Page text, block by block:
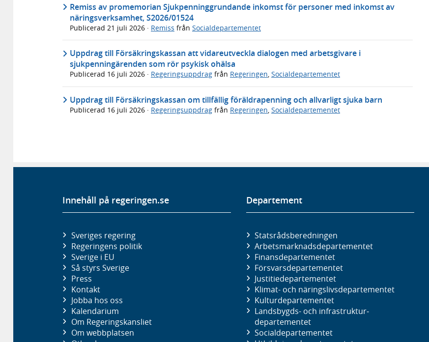
Remiss av promemorian Sjukpenninggrundande inkomst för personer med inkomst av
näringsverksamhet, S2026/01524
Publicerad 21 juli 2026 · Remiss från Socialdepartementet
Uppdrag till Försäkringskassan att vidareutveckla dialogen med arbetsgivare i
sjukpenningärenden som rör psykisk ohälsa
Publicerad 16 juli 2026 · Regeringsuppdrag från Regeringen, Socialdepartementet
Uppdrag till Försäkringskassan om tillfällig föräldrapenning och allvarligt sjuka barn
Publicerad 16 juli 2026 · Regeringsuppdrag från Regeringen, Socialdepartementet
Innehåll på regeringen.se
Sveriges regering
Regeringens politik
Sverige i EU
Så styrs Sverige
Press
Kontakt
Jobba hos oss
Kalendarium
Om Regeringskansliet
Om webbplatsen
Departement
Statsrådsberedningen
Arbetsmarknads­departementet
Finans­departementet
Försvars­departementet
Justitie­departementet
Klimat- och näringslivs­departementet
Kultur­departementet
Landsbygds- och infrastruktur­
departementet
Social­departementet